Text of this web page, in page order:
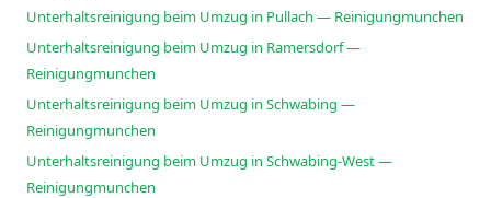
Unterhaltsreinigung beim Umzug in Pullach — Reinigungmunchen
Unterhaltsreinigung beim Umzug in Ramersdorf —
Reinigungmunchen
Unterhaltsreinigung beim Umzug in Schwabing —
Reinigungmunchen
Unterhaltsreinigung beim Umzug in Schwabing-West —
Reinigungmunchen